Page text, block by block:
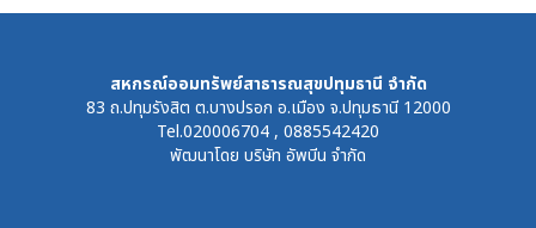
สหกรณ์ออมทรัพย์สาธารณสุขปทุมธานี จำกัด
83 ถ.ปทุมรังสิต ต.บางปรอก อ.เมือง จ.ปทุมธานี 12000
Tel.020006704 , 0885542420
พัฒนาโดย บริษัท อัพบีน จำกัด